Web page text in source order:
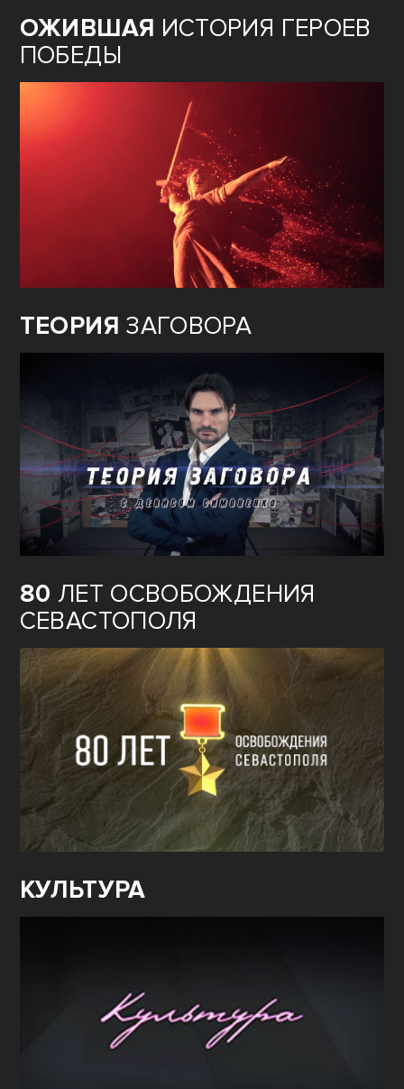
ОЖИВШАЯ ИСТОРИЯ ГЕРОЕВ
ПОБЕДЫ
ТЕОРИЯ ЗАГОВОРА
80 ЛЕТ ОСВОБОЖДЕНИЯ
СЕВАСТОПОЛЯ
КУЛЬТУРА